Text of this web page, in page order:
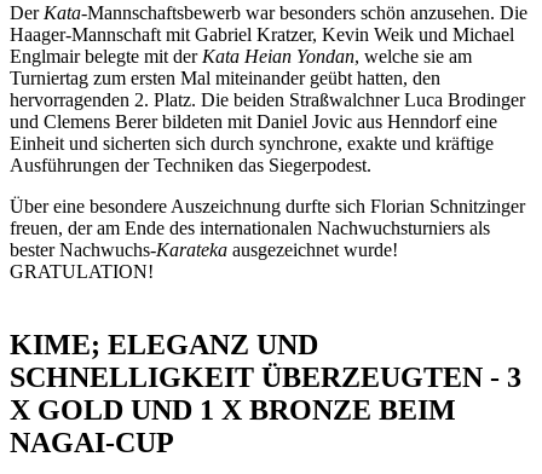
Der Kata-Mannschaftsbewerb war besonders schön anzusehen. Die
Haager-Mannschaft mit Gabriel Kratzer, Kevin Weik und Michael
Englmair belegte mit der Kata Heian Yondan, welche sie am
Turniertag zum ersten Mal miteinander geübt hatten, den
hervorragenden 2. Platz. Die beiden Straßwalchner Luca Brodinger
und Clemens Berer bildeten mit Daniel Jovic aus Henndorf eine
Einheit und sicherten sich durch synchrone, exakte und kräftige
Ausführungen der Techniken das Siegerpodest.
Über eine besondere Auszeichnung durfte sich Florian Schnitzinger
freuen, der am Ende des internationalen Nachwuchsturniers als
bester Nachwuchs-Karateka ausgezeichnet wurde!
GRATULATION!
KIME; ELEGANZ UND
SCHNELLIGKEIT ÜBERZEUGTEN - 3
X GOLD UND 1 X BRONZE BEIM
NAGAI-CUP